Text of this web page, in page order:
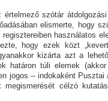
szótár átdolgozási
elismerte, hogy
használatos
hogy ezek kö­zt
ki­zár­ta azt a
határon túli ele­mek
jogos -- indokaként Pusztai
célzó